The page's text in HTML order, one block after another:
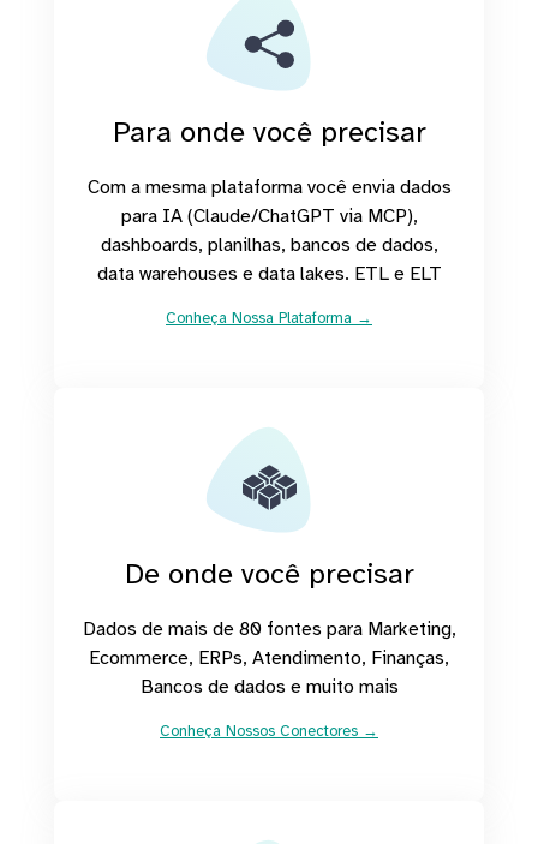
Para onde você precisar
Com a mesma plataforma você envia dados
para IA (Claude/ChatGPT via MCP),
dashboards, planilhas, bancos de dados,
data warehouses e data lakes. ETL e ELT
Conheça Nossa Plataforma →
De onde você precisar
Dados de mais de 80 fontes para Marketing,
Ecommerce, ERPs, Atendimento, Finanças,
Bancos de dados e muito mais
Conheça Nossos Conectores →